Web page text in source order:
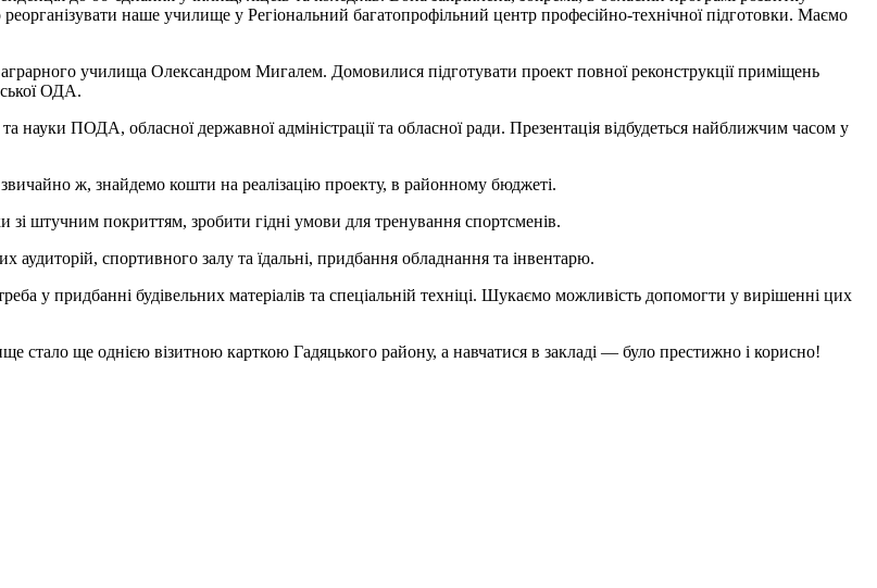
наше училище у Регіональний багатопрофільний центр професійно-технічної підготовки. Маємо
училища Олександром Мигалем. Домовилися підготувати проект повної реконструкції приміщень
ОДА.
науки ПОДА, обласної державної адміністрації та обласної ради. Презентація відбудеться найближчим часом у
ж, знайдемо кошти на реалізацію проекту, в районному бюджеті.
штучним покриттям, зробити гідні умови для тренування спортсменів.
спортивного залу та їдальні, придбання обладнання та інвентарю.
у придбанні будівельних матеріалів та спеціальній техніці. Шукаємо можливість допомогти у вирішенні цих
стало ще однією візитною карткою Гадяцького району, а навчатися в закладі — було престижно і корисно!